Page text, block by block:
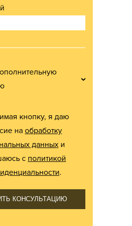
кнопку, я даю
наобработку
данныхи
с политикой
.
КОНСУЛЬТАЦИЮ